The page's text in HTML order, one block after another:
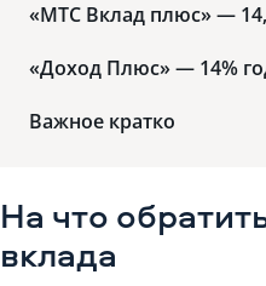
«МТС Вклад плюс» —
«Доход Плюс» — 14%
Важное кратко
На что
вклада